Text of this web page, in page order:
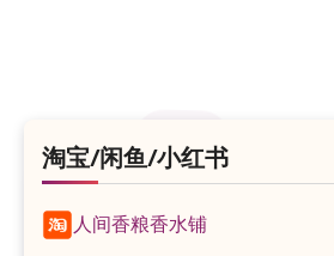
淘宝/闲鱼/小红书
人间香粮香水铺